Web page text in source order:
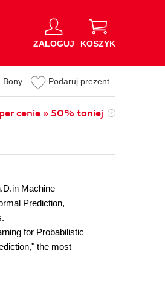
ZALOGUJ KOSZYK
Bony Podaruj prezent
cenie » 50% taniej
Machine
Prediction,
for Probabilistic
the most